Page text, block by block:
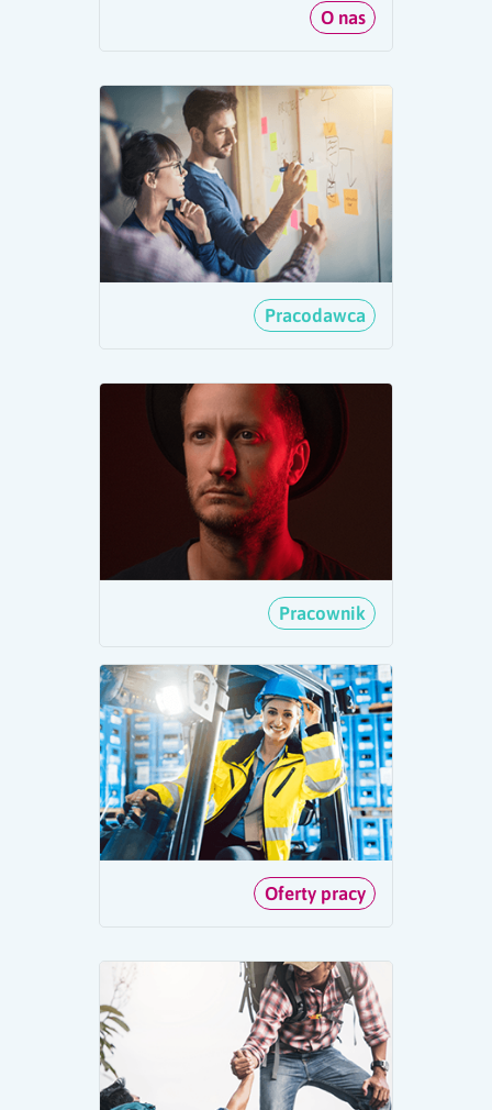
O nas
Pracodawca
Pracownik
Oferty pracy